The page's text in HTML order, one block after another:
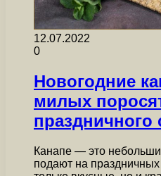
12.07.2022
0
Новогодние
милых
праздничного
Канапе — это
подают на